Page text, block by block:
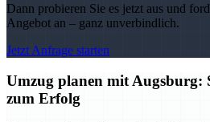
Dann probieren Sie es jetzt aus und
Angebot an – ganz unverbindlich.
Jetzt Anfrage starten
Umzug planen mit
zum Erfolg